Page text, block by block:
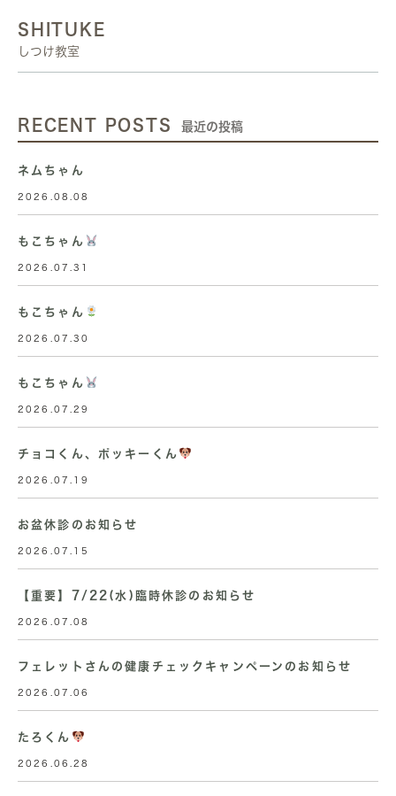
SHITUKE
しつけ教室
RECENT POSTS 最近の投稿
ネムちゃん
2026.08.08
もこちゃん
2026.07.31
もこちゃん
2026.07.30
もこちゃん
2026.07.29
チョコくん、ポッキーくん
2026.07.19
お盆休診のお知らせ
2026.07.15
【重要】7/22(水)臨時休診のお知らせ
2026.07.08
フェレットさんの健康チェックキャンペーンのお知らせ
2026.07.06
たろくん
2026.06.28